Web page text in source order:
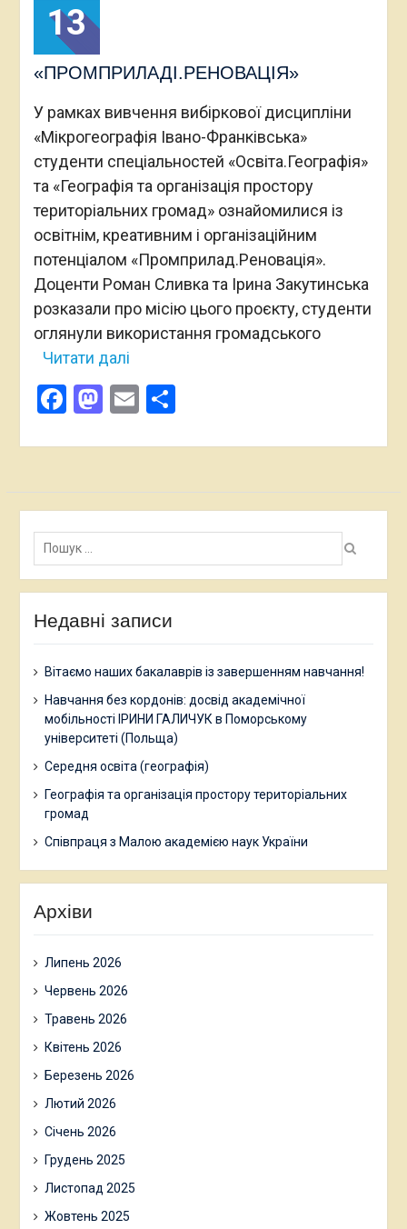
13
«ПРОМПРИЛАДІ.РЕНОВАЦІЯ»
У рамках вивчення вибіркової дисципліни
«Мікрогеографія Івано-Франківська»
студенти спеціальностей «Освіта.Географія»
та «Географія та організація простору
територіальних громад» ознайомилися із
освітнім, креативним і організаційним
потенціалом «Промприлад.Реновація».
Доценти Роман Сливка та Ірина Закутинська
розказали про місію цього проєкту, студенти
оглянули використання громадського
Читати далі
Facebook
Mastodon
EmailПоділитися
Пошук:
Недавні записи
Вітаємо наших бакалаврів із завершенням навчання!
Навчання без кордонів: досвід академічної
мобільності ІРИНИ ГАЛИЧУК в Поморському
університеті (Польща)
Середня освіта (географія)
Географія та організація простору територіальних
громад
Співпраця з Малою академією наук України
Архіви
Липень 2026
Червень 2026
Травень 2026
Квітень 2026
Березень 2026
Лютий 2026
Січень 2026
Грудень 2025
Листопад 2025
Жовтень 2025